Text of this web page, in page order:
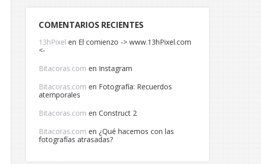
COMENTARIOS RECIENTES
13hPixel en El comienzo -> www.13hPixel.com
<-
Bitacoras.com en Instagram
Bitacoras.com en Fotografía: Recuerdos
atemporales
Bitacoras.com en Construct 2
Bitacoras.com en ¿Qué hacemos con las
fotografías atrasadas?